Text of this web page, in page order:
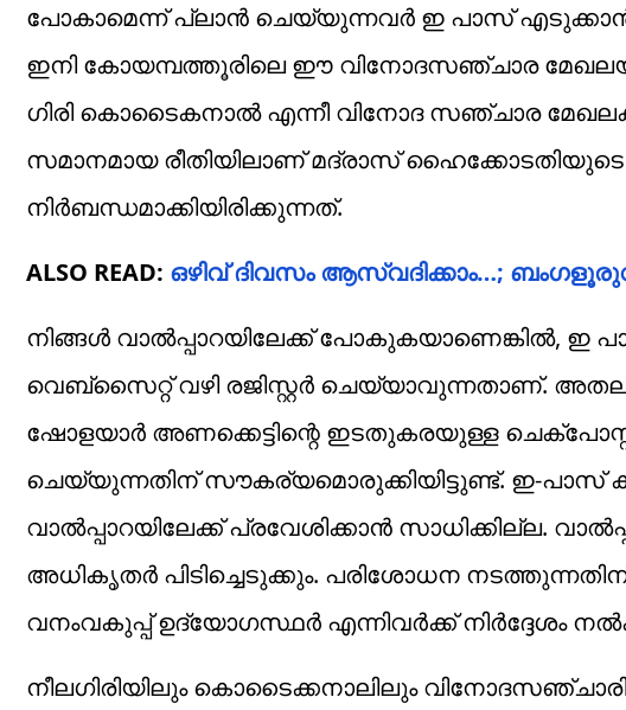
പോകാമെന്ന് പ്ലാൻ ചെയ്യുന്നവർ ഇ പാസ്
ഇനി കോയമ്പത്തൂരിലെ ഈ വിനോദസഞ്ചാര
ഗിരി കൊടൈകനാൽ എന്നീ വിനോദ സഞ്ചാര
സമാനമായ രീതിയിലാണ് മദ്രാസ്
നിർബന്ധമാക്കിയിരിക്കുന്നത്.
ALSO READ: ഒഴിവ് ദിവസം ആസ്വദിക്കാം…;
നിങ്ങൾ വാൽപ്പാറയിലേക്ക് പോകുകയാണെങ്കിൽ, ഇ
വെബ്‌സൈറ്റ് വഴി രജിസ്റ്റർ ചെയ്യാവുന്നതാണ്.
ഷോളയാർ അണക്കെട്ടിന്റെ ഇടതുകരയുള്ള
ചെയ്യുന്നതിന് സൗകര്യമൊരുക്കിയിട്ടുണ്ട്. ഇ-പാസ്
വാൽപ്പാറയിലേക്ക് പ്രവേശിക്കാൻ സാധിക്കില്ല.
അധികൃതർ പിടിച്ചെടുക്കും. പരിശോധന
വനംവകുപ്പ് ഉദ്യോഗസ്ഥർ എന്നിവർക്ക് നിർദ്ദേശം
നീലഗിരിയിലും കൊടൈക്കനാലിലും